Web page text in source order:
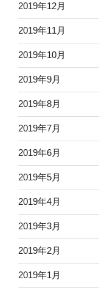
2019年12月
2019年11月
2019年10月
2019年9月
2019年8月
2019年7月
2019年6月
2019年5月
2019年4月
2019年3月
2019年2月
2019年1月